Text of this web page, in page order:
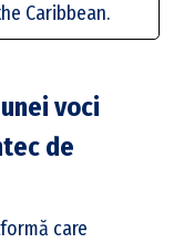
Caribbean.
voci
de
care